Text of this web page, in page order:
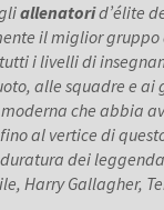
allenatorid’élite
il miglior gruppo
i livelli di
alle squadre e
che abbia
al vertice di
dei
Harry Gallagher,